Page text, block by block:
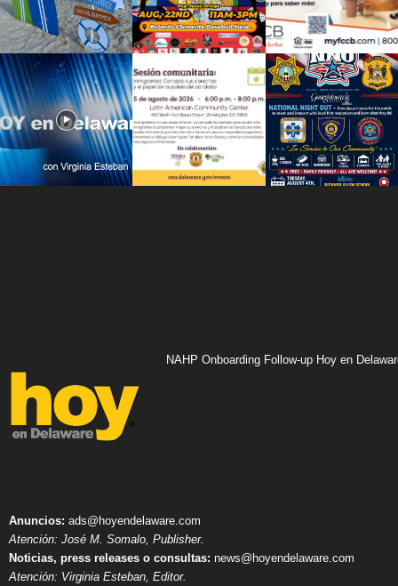
NAHP Onboarding Follow-up Hoy en
Anuncios: ads@hoyendelaware.com
Atención: José M. Somalo, Publisher.
Noticias, press releases o consultas: news@hoyendelaware.com
Atención: Virginia Esteban, Editor.